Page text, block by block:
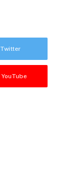
Twitter
YouTube